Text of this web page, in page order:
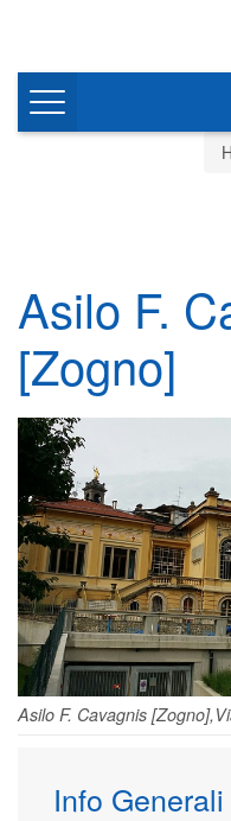
Toggle
Asilo F.
[Zogno]
Asilo F. Cavagnis
Info Generali